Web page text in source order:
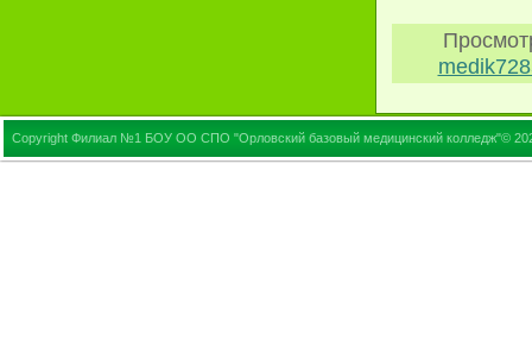
Copyright Филиал №1 БОУ ОО СПО "Орловский базовый медицинский колледж"©